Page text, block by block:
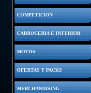
COMPETICION
CARROCERIA E INTERIOR
MOTOS
OFERTAS Y PACKS
MERCHANDISING